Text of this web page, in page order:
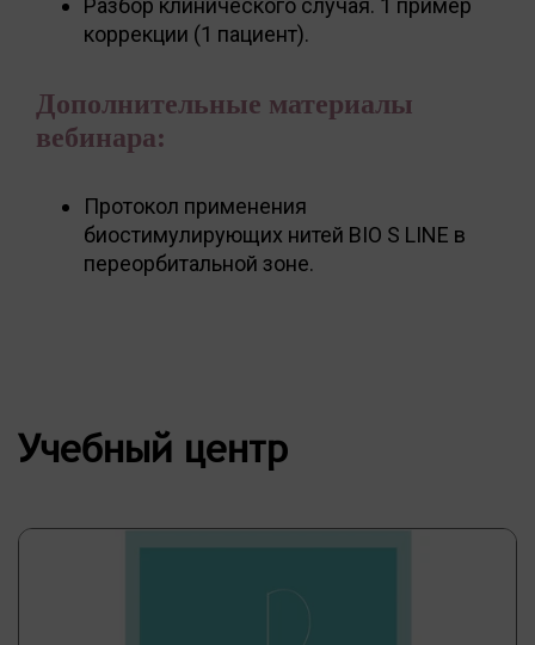
Разбор клинического случая. 1 пример
коррекции (1 пациент).
Дополнительные материалы
вебинара:
Протокол применения
биостимулирующих нитей BIO S LINE в
переорбитальной зоне.
Учебный центр